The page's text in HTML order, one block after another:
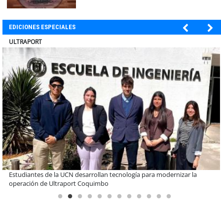
EDICIONES ESPECIALES
BANCO DE CHILE
Educación y colaboración público-privada se toman La Araucanía:
encuentro reunió a líderes para abordar las brechas y oportunidades